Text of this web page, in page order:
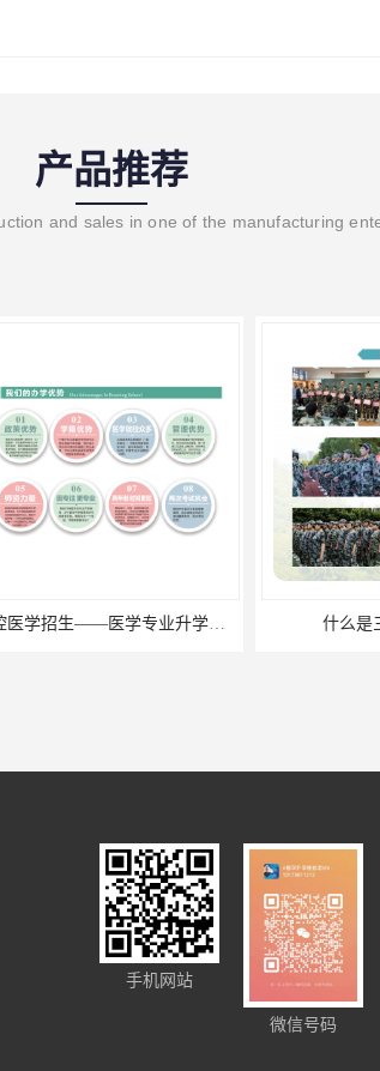
产品推荐
and sales in one of the manufacturing
口腔医学招生——医学专业升学现状 什么是
云南口腔医学招生学校的优势
手机网站
微信号码